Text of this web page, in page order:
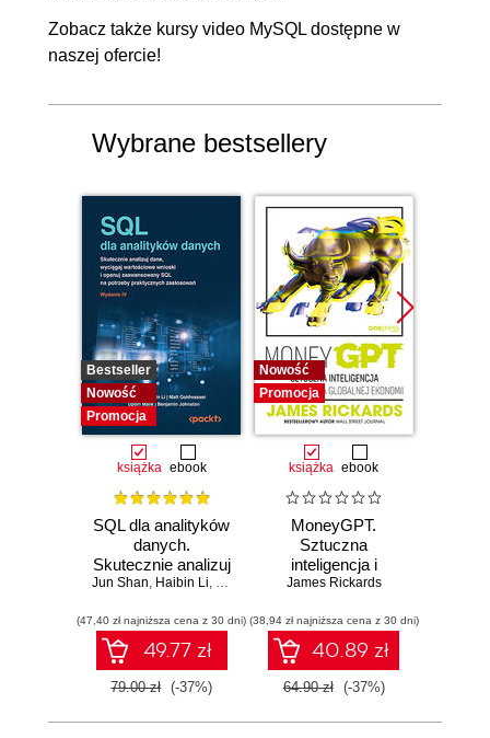
Zobacz także kursy video MySQL dostępne w
naszej ofercie!
Wybrane bestsellery
Bestseller
Nowość
Promocja
książka ebook
SQL dla analityków
danych.
Skutecznie analizuj
dane, wyciągaj
wnioski i opanuj
zaawansowany
SQL na potrzeby
praktycznych
Wydanie IV
Jun Shan, Haibin Li, Matt Goldwasser,Upom Malik
(47,40 zł najniższa cena z 30 dni)
49.77 zł
79.00 zł (-37%)
Nowość
Promocja
książka ebook
MoneyGPT.
Sztuczna
inteligencja i
zagrożenie dla
James Rickards
(38,94 zł najniższa cena z 30 dni)
40.89 zł
64.90 zł (-37%)